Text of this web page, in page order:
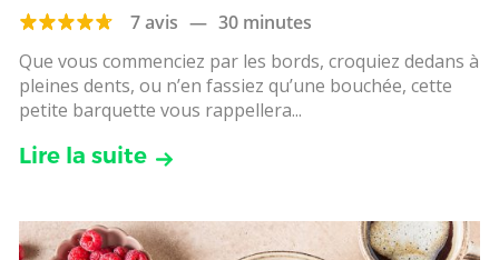
7 avis — 30 minutes
Que vous commenciez par les bords, croquiez dedans à
pleines dents, ou n’en fassiez qu’une bouchée, cette
petite barquette vous rappellera...
Lire la suite